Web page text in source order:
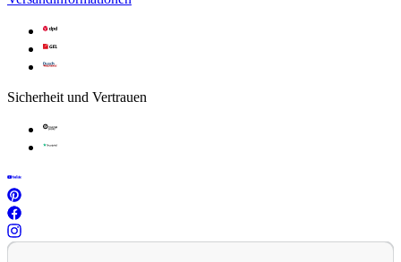
Sicherheit und Vertrauen